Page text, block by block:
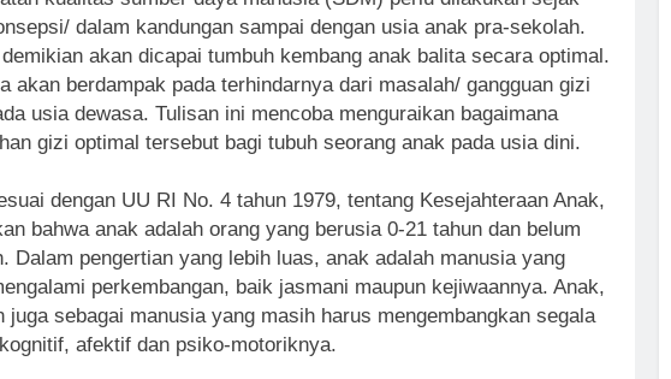
dalam kandungan sampai dengan usia anak pra-sekolah.
akan dicapai tumbuh kembang anak balita secara optimal.
akan berdampak pada terhindarnya dari masalah/ gangguan gizi
usia dewasa. Tulisan ini mencoba menguraikan bagaimana
gizi optimal tersebut bagi tubuh seorang anak pada usia dini.
dengan UU RI No. 4 tahun 1979, tentang Kesejahteraan Anak,
bahwa anak adalah orang yang berusia 0-21 tahun dan belum
Dalam pengertian yang lebih luas, anak adalah manusia yang
perkembangan, baik jasmani maupun kejiwaannya. Anak,
juga sebagai manusia yang masih harus mengembangkan segala
afektif dan psiko-motoriknya.